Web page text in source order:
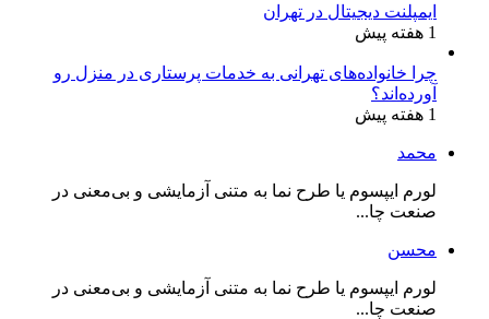
ایمپلنت دیجیتال در تهران
1 هفته پیش
چرا خانواده‌های تهرانی به خدمات پرستاری در منزل رو
آورده‌اند؟
1 هفته پیش
محمد
لورم ایپسوم یا طرح‌ نما به متنی آزمایشی و بی‌معنی در
صنعت چا...
محسن
لورم ایپسوم یا طرح‌ نما به متنی آزمایشی و بی‌معنی در
صنعت چا...